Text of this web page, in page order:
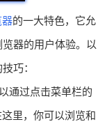
的一大特色，它允
器的用户体验。以
巧：
通过点击菜单栏的
里，你可以浏览和